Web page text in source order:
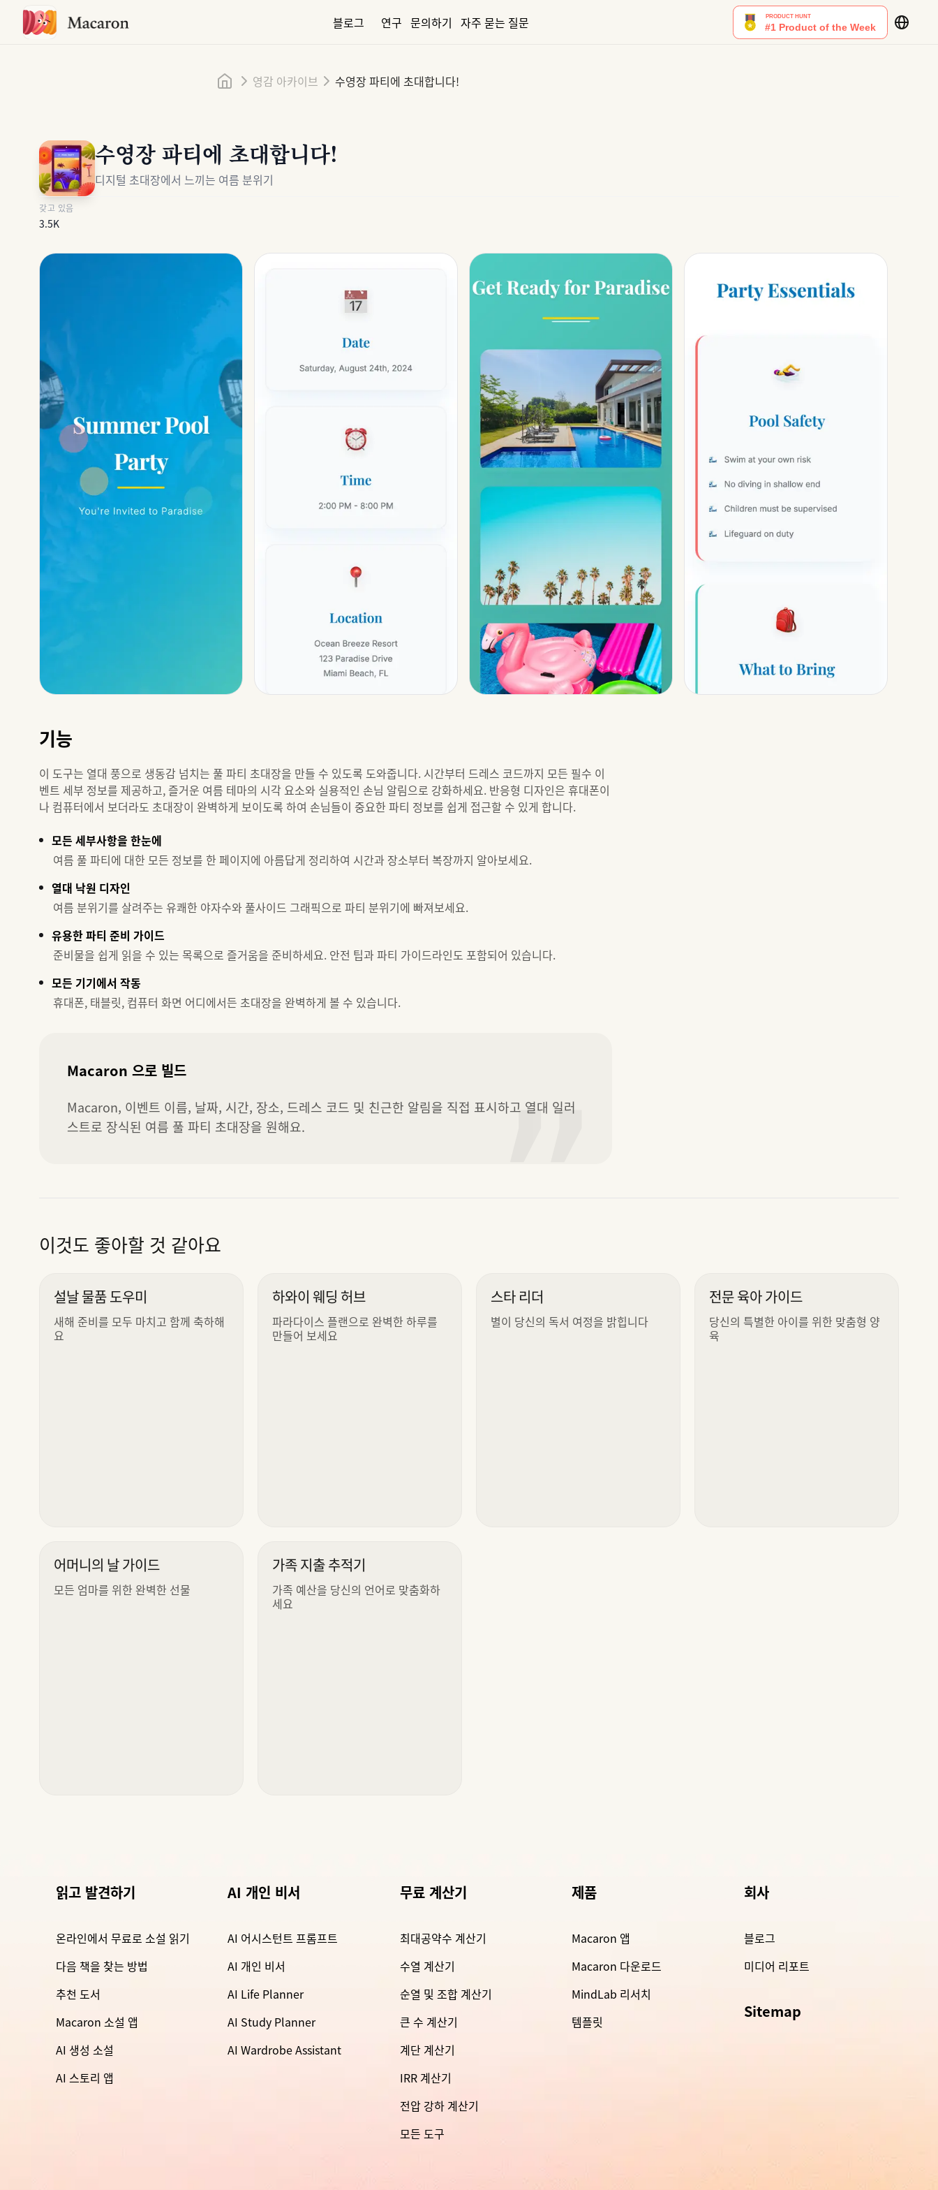
블로그 연구 문의하기 자주 묻는 질문
홈 영감 아카이브 수영장 파티에 초대합니다!
수영장 파티에 초대합니다!
디지털 초대장에서 느끼는 여름 분위기
갖고 있음
3.5K
기능
이 도구는 열대 풍으로 생동감 넘치는 풀 파티 초대장을 만들 수 있도록 도와줍니다. 시간부터 드레스 코드까지 모든 필수 이
벤트 세부 정보를 제공하고, 즐거운 여름 테마의 시각 요소와 실용적인 손님 알림으로 강화하세요. 반응형 디자인은 휴대폰이
나 컴퓨터에서 보더라도 초대장이 완벽하게 보이도록 하여 손님들이 중요한 파티 정보를 쉽게 접근할 수 있게 합니다.
모든 세부사항을 한눈에
여름 풀 파티에 대한 모든 정보를 한 페이지에 아름답게 정리하여 시간과 장소부터 복장까지 알아보세요.
열대 낙원 디자인
여름 분위기를 살려주는 유쾌한 야자수와 풀사이드 그래픽으로 파티 분위기에 빠져보세요.
유용한 파티 준비 가이드
준비물을 쉽게 읽을 수 있는 목록으로 즐거움을 준비하세요. 안전 팁과 파티 가이드라인도 포함되어 있습니다.
모든 기기에서 작동
휴대폰, 태블릿, 컴퓨터 화면 어디에서든 초대장을 완벽하게 볼 수 있습니다.
Macaron 으로 빌드
Macaron, 이벤트 이름, 날짜, 시간, 장소, 드레스 코드 및 친근한 알림을 직접 표시하고 열대 일러
스트로 장식된 여름 풀 파티 초대장을 원해요.
”
이것도 좋아할 것 같아요
설날 물품 도우미
새해 준비를 모두 마치고 함께 축하해
요
하와이 웨딩 허브
파라다이스 플랜으로 완벽한 하루를
만들어 보세요
스타 리더
별이 당신의 독서 여정을 밝힙니다
전문 육아 가이드
당신의 특별한 아이를 위한 맞춤형 양
육
어머니의 날 가이드
모든 엄마를 위한 완벽한 선물
가족 지출 추적기
가족 예산을 당신의 언어로 맞춤화하
세요
읽고 발견하기
온라인에서 무료로 소설 읽기
다음 책을 찾는 방법
추천 도서
Macaron 소설 앱
AI 생성 소설
AI 스토리 앱
AI 개인 비서
AI 어시스턴트 프롬프트
AI 개인 비서
AI Life Planner
AI Study Planner
AI Wardrobe Assistant
무료 계산기
최대공약수 계산기
수열 계산기
순열 및 조합 계산기
큰 수 계산기
계단 계산기
IRR 계산기
전압 강하 계산기
모든 도구
제품
Macaron 앱
Macaron 다운로드
MindLab 리서치
템플릿
회사
블로그
미디어 리포트
Sitemap